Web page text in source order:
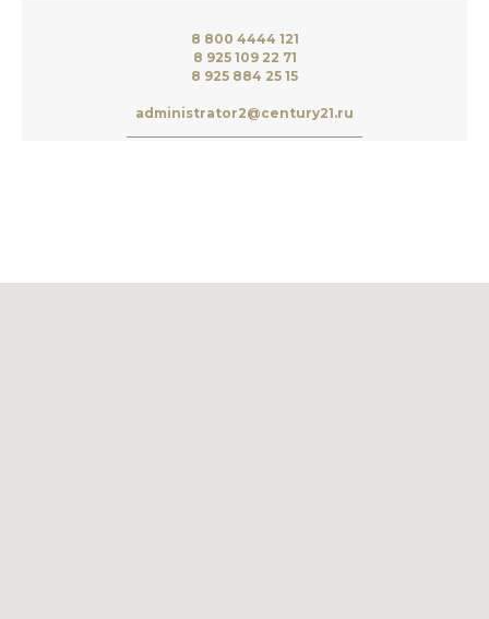
8 800 4444 121
8 925 109 22 71
8 925 884 25 15
administrator2@century21.ru